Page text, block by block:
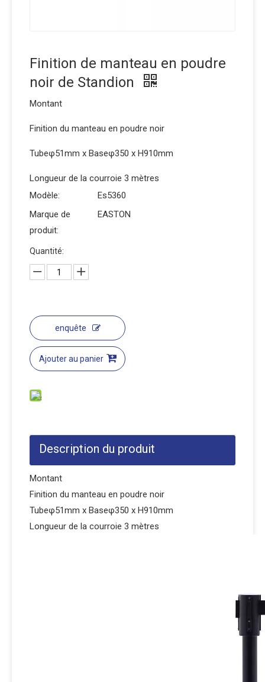
Finition de manteau en poudre
noir de Standion
Montant
Finition du manteau en poudre noir
Tubeφ51mm x Baseφ350 x H910mm
Longueur de la courroie 3 mètres
Modèle:
Es5360
Marque de
produit:
EASTON
Quantité:
enquête
Ajouter au panier
Description du produit
Montant
Finition du manteau en poudre noir
Tubeφ51mm x Baseφ350 x H910mm
Longueur de la courroie 3 mètres